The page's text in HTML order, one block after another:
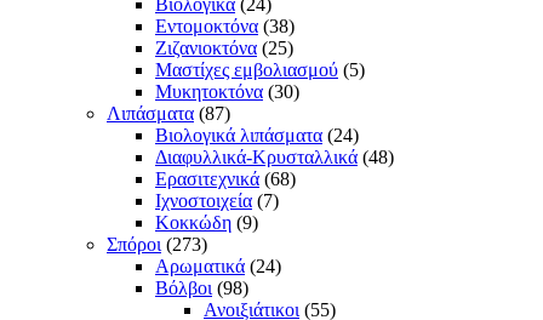
Βιολογικά (24)
Εντομοκτόνα (38)
Ζιζανιοκτόνα (25)
Μαστίχες εμβολιασμού (5)
Μυκητοκτόνα (30)
Λιπάσματα (87)
Βιολογικά λιπάσματα (24)
Διαφυλλικά-Κρυσταλλικά (48)
Ερασιτεχνικά (68)
Ιχνοστοιχεία (7)
Κοκκώδη (9)
Σπόροι (273)
Αρωματικά (24)
Βόλβοι (98)
Ανοιξιάτικοι (55)